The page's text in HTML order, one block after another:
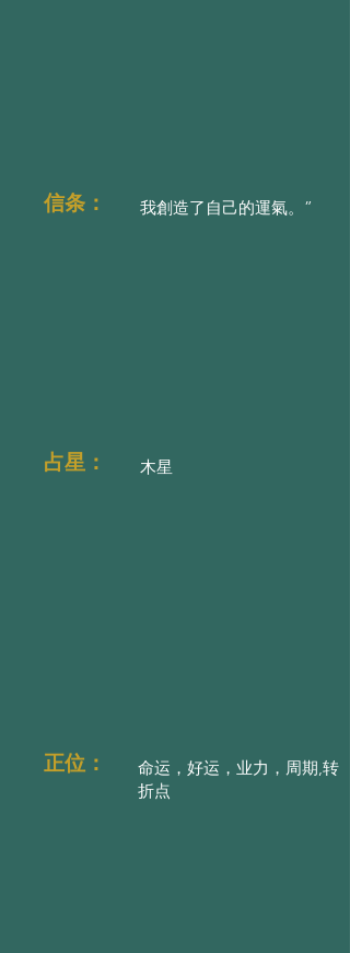
信条： 我創造了自己的運氣。”
占星： 木星
正位：
命运，好运，业力，周期,转
折点